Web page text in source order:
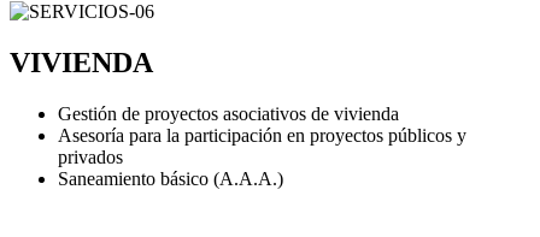
VIVIENDA
Gestión de proyectos asociativos de vivienda
Asesoría para la participación en proyectos públicos y
privados
Saneamiento básico (A.A.A.)